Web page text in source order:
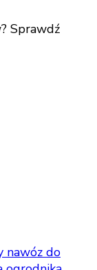
Sprawdź
nawóz do